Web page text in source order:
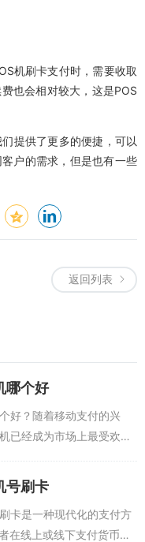
机刷卡支付时，需要收取
也会相对较大，这是POS
提供了更多的便捷，可以
户的需求，但是也有一些
返回列表
哪个好
好？随着移动支付的兴
已经成为市场上最受欢迎
机刷卡POS机品牌众多，
同，为了让消费者能...
号刷卡
卡是一种现代化的支付方
在线上或线下支付货币更